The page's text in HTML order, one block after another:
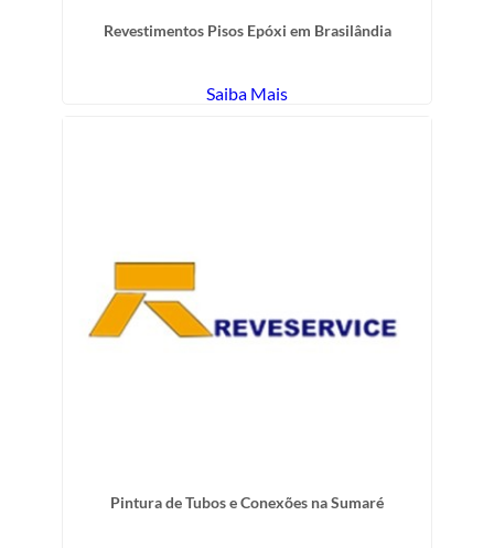
Revestimentos Pisos Epóxi em Brasilândia
Saiba Mais
Pintura de Tubos e Conexões na Sumaré